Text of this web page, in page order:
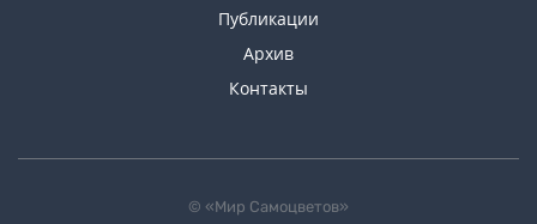
Публикации
Архив
Контакты
© «Мир Самоцветов»